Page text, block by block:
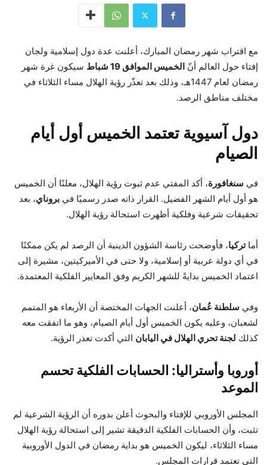
مع اقتراب شهر رمضان المبارك، أعلنت عدة دول إسلامية ولجان
إفتاء حول العالم أنّ الخميس الموافق 19 شباط
سيكون غرة شهر
رمضان لعام 1447هـ، وذلك بعد تعذّر رؤية الهلال مساء الثلاثاء في
مختلف مناطق الرصد.
دول آسيوية تعتمد الخميس أول أيام
الصيام
في سنغافورة، أكد المفتي عدم ثبوت رؤية الهلال، معلنًا أن الخميس
هو أول أيام الشهر الفضيل. القرار ذاته صدر رسميًا في بروناي، بعد
تحقيقات شرعية وفلكية أظهرت استحالة رؤية الهلال.
أماتركيا، فأوضحت رئاسة الشؤون الدينية أن الرصد لم يكن ممكنًا
في أي دولة عربية أو إسلامية، ولا حتى في الأميركيتين، مشيرة إلى
اعتماد الخميس بدايةً للشهر الكريم وفق المعايير الفلكية المعتمدة.
وفي سلطنة عُمان، أعلنت الجهات المختصة أن الأربعاء هو المتمم
لشعبان، وعليه يكون الخميس أول أيام الصيام، وهو ما اتفقت معه
كذلك لجنة تحري الهلال في اليابان التي أكدت تعذر الرؤية.
أوروبا وأستراليا: الحسابات الفلكية تحسم
الموعد
المجلس الأوروبي للإفتاء والبحوث أعلن بدوره أن الرؤية الشرعية لم
تثبت، وأن الحسابات الفلكية الدقيقة تشير إلى استحالة رؤية الهلال
مساء الثلاثاء، ليكون الخميس هو بداية رمضان في الدول الأوروبية
التي تعتمد قرارات المجلس.